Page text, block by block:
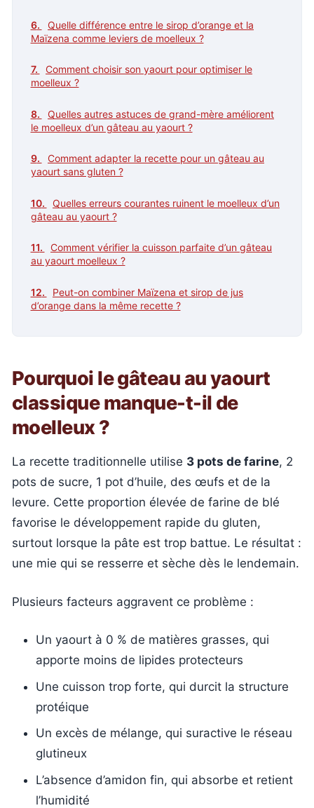
Quelle différence entre le sirop d’orange et la
Maïzena comme leviers de moelleux ?
Comment choisir son yaourt pour optimiser le
moelleux ?
Quelles autres astuces de grand-mère améliorent
le moelleux d’un gâteau au yaourt ?
Comment adapter la recette pour un gâteau au
yaourt sans gluten ?
Quelles erreurs courantes ruinent le moelleux d’un
gâteau au yaourt ?
Comment vérifier la cuisson parfaite d’un gâteau
au yaourt moelleux ?
Peut-on combiner Maïzena et sirop de jus
d’orange dans la même recette ?
Pourquoi le gâteau au yaourt
classique manque-t-il de
moelleux ?
La recette traditionnelle utilise 3 pots de farine, 2
pots de sucre, 1 pot d’huile, des œufs et de la
levure. Cette proportion élevée de farine de blé
favorise le développement rapide du gluten,
surtout lorsque la pâte est trop battue. Le résultat :
une mie qui se resserre et sèche dès le lendemain.
Plusieurs facteurs aggravent ce problème :
Un yaourt à 0 % de matières grasses, qui
apporte moins de lipides protecteurs
Une cuisson trop forte, qui durcit la structure
protéique
Un excès de mélange, qui suractive le réseau
glutineux
L’absence d’amidon fin, qui absorbe et retient
l’humidité